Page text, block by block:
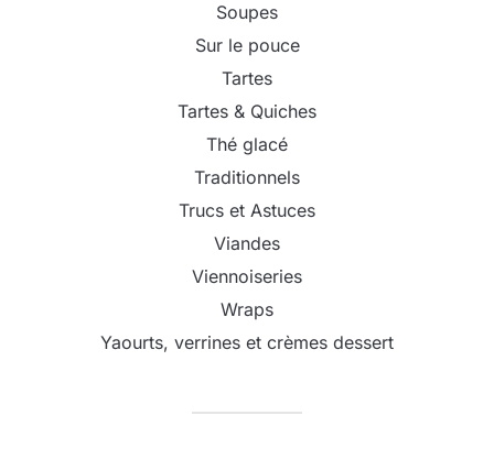
Soupes
Sur le pouce
Tartes
Tartes & Quiches
Thé glacé
Traditionnels
Trucs et Astuces
Viandes
Viennoiseries
Wraps
Yaourts, verrines et crèmes dessert